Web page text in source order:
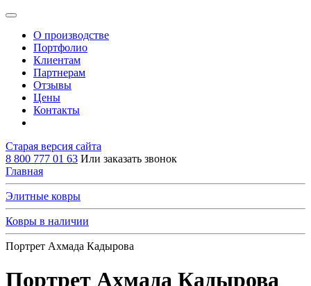
О производстве
Портфолио
Клиентам
Партнерам
Отзывы
Цены
Контакты
Старая версия сайта
8 800 777 01 63 Или заказать звонок
Главная
Элитные ковры
Ковры в наличии
Портрет Ахмада Кадырова
Портрет Ахмада Кадырова